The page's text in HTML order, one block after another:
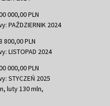
000,00 PLN
PAŹDZIERNIK 2024
800,00 PLN
LISTOPAD 2024
000,00 PLN
STYCZEŃ 2025
luty 130 mln,